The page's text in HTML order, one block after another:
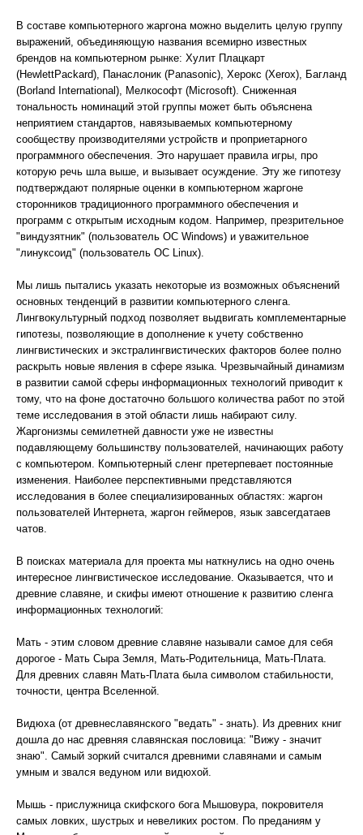
В составе компьютерного жаргона можно выделить целую группу
выражений, объединяющую названия всемирно известных
брендов на компьютерном рынке: Хулит Плацкарт
(HewlettPackard), Панаслоник (Panasonic), Херокс (Xerox), Багланд
(Borland International), Мелкософт (Microsoft). Сниженная
тональность номинаций этой группы может быть объяснена
неприятием стандартов, навязываемых компьютерному
сообществу производителями устройств и проприетарного
программного обеспечения. Это нарушает правила игры, про
которую речь шла выше, и вызывает осуждение. Эту же гипотезу
подтверждают полярные оценки в компьютерном жаргоне
сторонников традиционного программного обеспечения и
программ с открытым исходным кодом. Например, презрительное
"виндузятник" (пользователь ОС Windows) и уважительное
"линуксоид" (пользователь ОС Linux).
Мы лишь пытались указать некоторые из возможных объяснений
основных тенденций в развитии компьютерного сленга.
Лингвокультурный подход позволяет выдвигать комплементарные
гипотезы, позволяющие в дополнение к учету собственно
лингвистических и экстралингвистических факторов более полно
раскрыть новые явления в сфере языка. Чрезвычайный динамизм
в развитии самой сферы информационных технологий приводит к
тому, что на фоне достаточно большого количества работ по этой
теме исследования в этой области лишь набирают силу.
Жаргонизмы семилетней давности уже не известны
подавляющему большинству пользователей, начинающих работу
с компьютером. Компьютерный сленг претерпевает постоянные
изменения. Наиболее перспективными представляются
исследования в более специализированных областях: жаргон
пользователей Интернета, жаргон геймеров, язык завсегдатаев
чатов.
В поисках материала для проекта мы наткнулись на одно очень
интересное лингвистическое исследование. Оказывается, что и
древние славяне, и скифы имеют отношение к развитию сленга
информационных технологий:
Мать - этим словом древние славяне называли самое для себя
дорогое - Мать Сыра Земля, Мать-Родительница, Мать-Плата.
Для древних славян Мать-Плата была символом стабильности,
точности, центра Вселенной.
Видюха (от древнеславянского "ведать" - знать). Из древних книг
дошла до нас древняя славянская пословица: "Вижу - значит
знаю". Самый зоркий считался древними славянами и самым
умным и звался ведуном или видюхой.
Мышь - прислужница скифского бога Мышовура, покровителя
самых ловких, шустрых и невеликих ростом. По преданиям у